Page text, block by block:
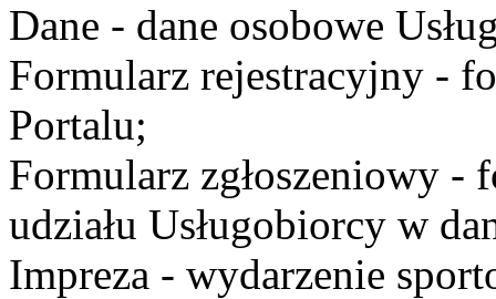
Dane - dane osobowe
Formularz rejestracyjny -
Portalu;
Formularz zgłoszeniowy -
udziału Usługobiorcy w
Impreza - wydarzenie